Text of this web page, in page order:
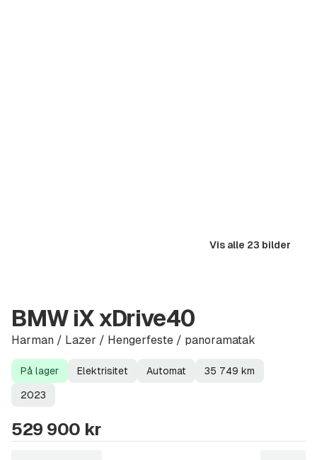
Vis alle 23 bilder
BMW iX xDrive40
Harman / Lazer / Hengerfeste / panoramatak
Lagerstatus
På lager
Drivstoff
Elektrisitet
Girkasse
Automat
Kilometerstand
35 749 km
Modellår
2023
529 900 kr